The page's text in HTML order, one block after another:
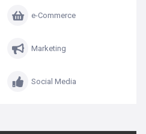
e-Commerce
Marketing
Social Media